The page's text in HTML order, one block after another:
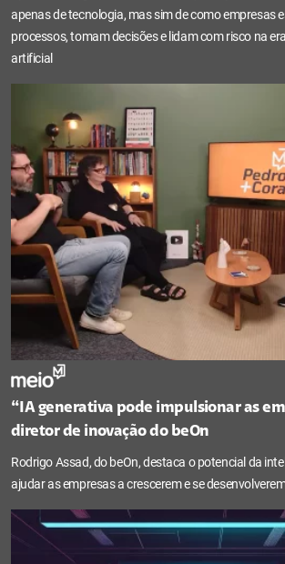
apenas de tecnologia, mas sim de como empresas
processos, tomam decisões e lidam com risco na
artificial
“IA generativa pode impulsionar as
diretor de inovação do beOn
Rodrigo Assad, do beOn, destaca o potencial da
ajudar as empresas a crescerem e se